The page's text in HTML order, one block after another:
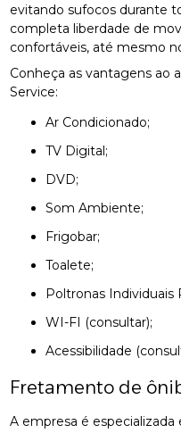
evitando sufocos durante
completa liberdade de
confortáveis, até mesmo
Conheça as vantagens ao
Service:
Ar Condicionado;
TV Digital;
DVD;
Som Ambiente;
Frigobar;
Toalete;
Poltronas Individuais
WI-FI (consultar);
Acessibilidade
Fretamento de
A empresa é